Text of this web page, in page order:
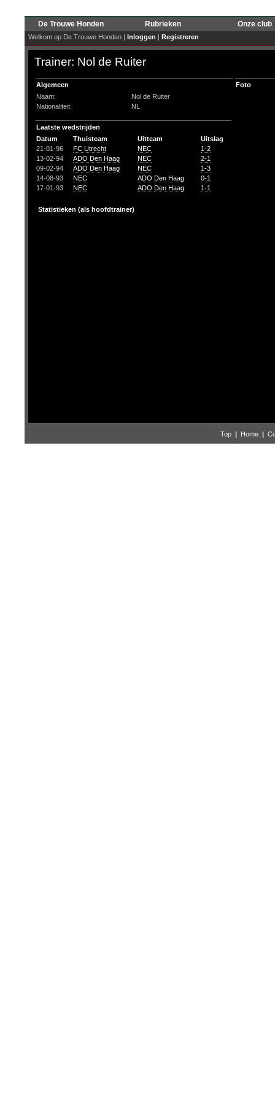
De Trouwe Honden Rubrieken Onze club
Welkom op De Trouwe Honden | Inloggen | Registreren
Trainer: Nol de Ruiter
Algemeen
Naam:
Nol de Ruiter
Nationaliteit:
NL
Laatste wedstrijden
Datum
Thuisteam Uitteam
Uitslag
21-01-96
FC Utrecht NEC
1-2
13-02-94
ADO Den Haag NEC
2-1
09-02-94
ADO Den Haag NEC
1-3
14-08-93
NEC ADO Den Haag
0-1
17-01-93
NEC ADO Den Haag 1-1
Foto
Statistieken (als hoofdtrainer)
Top | Home |